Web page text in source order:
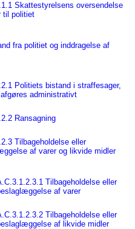
Skattestyrelsens oversendelse
til politiet
fra politiet og inddragelse af
Politiets bistand i straffesager,
administrativt
Ransagning
Tilbageholdelse eller
af varer og likvide midler
Tilbageholdelse eller
af varer
Tilbageholdelse eller
af likvide midler